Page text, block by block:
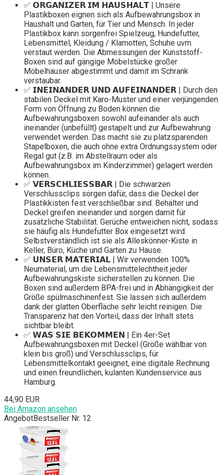
✅ 𝗢𝗥𝗚𝗔𝗡𝗜𝗭𝗘𝗥 𝗜𝗠 𝗛𝗔𝗨𝗦𝗛𝗔𝗟𝗧 | Unsere
Plastikboxen eignen sich als Aufbewahrungsbox in
Haushalt und Garten, für Tier und Mensch. In jeder
Plastikbox kann sorgenfrei Spielzeug, Hundefutter,
Lebensmittel, Kleidung / Klamotten, Schuhe uvm.
verstaut werden. Die Abmessungen der Kunststoff-
Boxen sind auf gängige Möbelstücke großer
Möbelhäuser abgestimmt und damit im Schrank
verstaubar.
✅ 𝗜𝗡𝗘𝗜𝗡𝗔𝗡𝗗𝗘𝗥 𝗨𝗡𝗗 𝗔𝗨𝗙𝗘𝗜𝗡𝗔𝗡𝗗𝗘𝗥 | Durch den
stabilen Deckel mit Karo-Muster und einer verjüngenden
Form von Öffnung zu Boden können die
Aufbewahrungsboxen sowohl aufeinander als auch
ineinander (unbefüllt) gestapelt und zur Aufbewahrung
verwendet werden. Das macht sie zu platzsparenden
Stapelboxen, die auch ohne extra Ordnungssystem oder
Regal gut (z.B. im Abstellraum oder als
Aufbewahrungsbox im Kinderzimmer) gelagert werden
können.
✅ 𝗩𝗘𝗥𝗦𝗖𝗛𝗟𝗜𝗘𝗦𝗦𝗕𝗔𝗥 | Die schwarzen
Verschlussclips sorgen dafür, dass die Deckel der
Plastikkisten fest verschließbar sind. Behälter und
Deckel greifen ineinander und sorgen damit für
zusätzliche Stabilität. Gerüche entweichen nicht, sodass
sie häufig als Hundefutter Box eingesetzt wird.
Selbstverständlich ist sie als Alleskönner-Kiste in
Keller, Büro, Küche und Garten zu Hause.
✅ 𝗨𝗡𝗦𝗘𝗥 𝗠𝗔𝗧𝗘𝗥𝗜𝗔𝗟 | Wir verwenden 100%
Neumaterial, um die Lebensmittelechtheit jeder
Aufbewahrungskiste sicherstellen zu können. Die
Boxen sind außerdem BPA-frei und in Abhängigkeit der
Größe spülmaschinenfest. Sie lassen sich außerdem
dank der glatten Oberfläche sehr leicht reinigen. Die
Transparenz hat den Vorteil, dass der Inhalt stets
sichtbar bleibt.
✅ 𝗪𝗔𝗦 𝗦𝗜𝗘 𝗕𝗘𝗞𝗢𝗠𝗠𝗘𝗡 | Ein 4er-Set
Aufbewahrungsboxen mit Deckel (Größe wählbar von
klein bis groß) und Verschlussclips, für
Lebensmittelkontakt geeignet, eine digitale Rechnung
und einen freundlichen, kulanten Kundenservice aus
Hamburg.
44,90 EUR
Bei Amazon ansehen
AngebotBestseller Nr. 12